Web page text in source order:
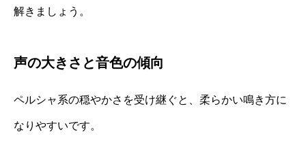
解きましょう。
声の大きさと音色の傾向
ペルシャ系の穏やかさを受け継ぐと、柔らかい鳴き方に
なりやすいです。